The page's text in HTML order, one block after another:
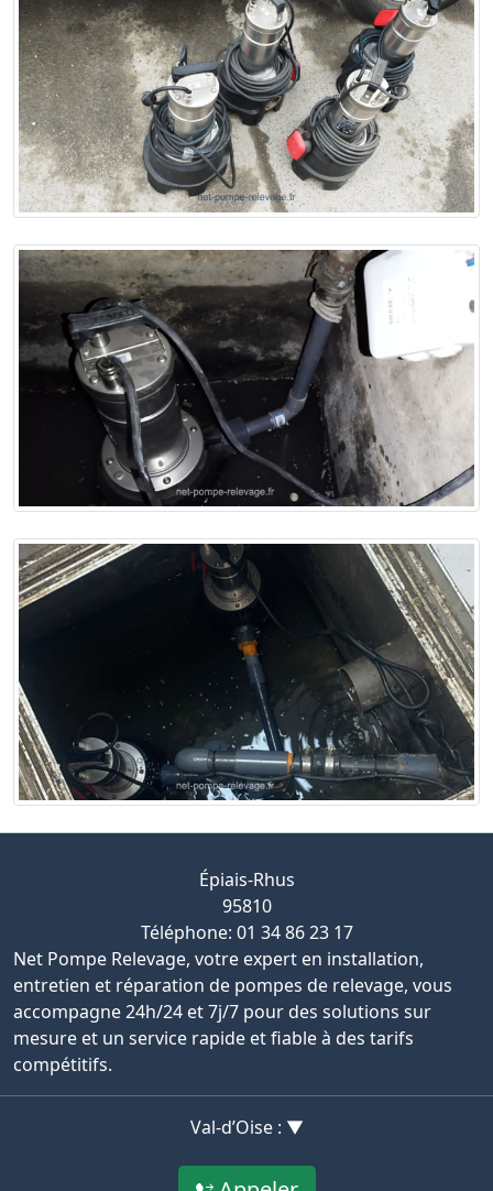
Épiais-Rhus
95810
Téléphone: 01 34 86 23 17
Net Pompe Relevage, votre expert en installation,
entretien et réparation de pompes de relevage, vous
accompagne 24h/24 et 7j/7 pour des solutions sur
mesure et un service rapide et fiable à des tarifs
compétitifs.
Val-d’Oise : ▼